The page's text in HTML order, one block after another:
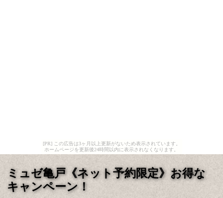
[PR] この広告は3ヶ月以上更新がないため表示されています。
ホームページを更新後24時間以内に表示されなくなります。
ミュゼ亀戸《ネット予約限定》お得な
キャンペーン！